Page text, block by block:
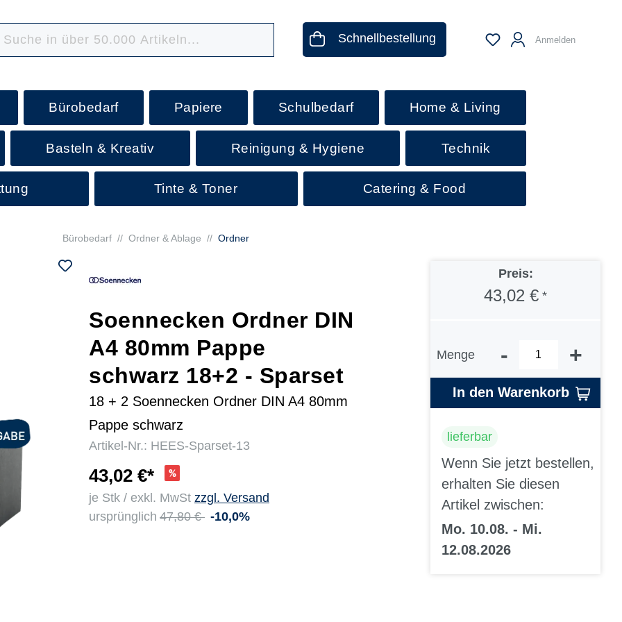
Schnellbestellung Anmelden
Bürobedarf Papiere Schulbedarf Home & Living
Basteln & Kreativ Reinigung & Hygiene Technik
Tinte & Toner Catering & Food
Bürobedarf // Ordner & Ablage // Ordner
Soennecken Ordner DIN
A4 80mm Pappe
schwarz 18+2 - Sparset
18 + 2 Soennecken Ordner DIN A4 80mm
Pappe schwarz
Artikel-Nr.: HEES-Sparset-13
43,02 €*
je Stk / exkl. MwSt zzgl. Versand
ursprünglich 47,80 € -10,0%
Preis:
43,02 € *
Menge - +
In den Warenkorb
lieferbar
Wenn Sie jetzt bestellen,
erhalten Sie diesen
Artikel zwischen:
Mo. 10.08. - Mi.
12.08.2026